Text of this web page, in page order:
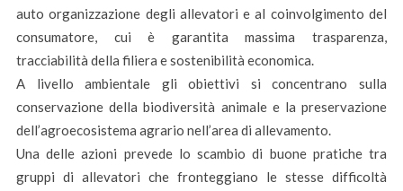
auto organizzazione degli allevatori e al coinvolgimento del
consumatore, cui è garantita massima trasparenza,
tracciabilità della filiera e sostenibilità economica.
A livello ambientale gli obiettivi si concentrano sulla
conservazione della biodiversità animale e la preservazione
dell’agroecosistema agrario nell’area di allevamento.
Una delle azioni prevede lo scambio di buone pratiche tra
gruppi di allevatori che fronteggiano le stesse difficoltà